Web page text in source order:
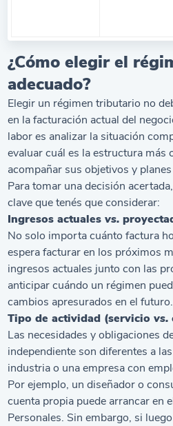
¿Cómo elegir el
adecuado?
Elegir un régimen tributario no
en la facturación actual del
labor es analizar la situación
evaluar cuál es la estructura más
acompañar sus objetivos y
Para tomar una decisión
clave que tenés que considerar:
Ingresos actualesvs.
No solo importa cuánto factura
espera facturar en los próximos
ingresos actuales junto con las
anticipar cuándo un régimen
cambios apresurados en el futuro.
Tipo de actividad (serviciovs.
Las necesidades y obligaciones
independiente son diferentes a
industria o una empresa con
Por ejemplo, un diseñador o
cuenta propia puede arrancar en
Personales. Sin embargo, si